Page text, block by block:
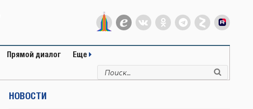
Прямой диалог Еще
Искать:
НОВОСТИ